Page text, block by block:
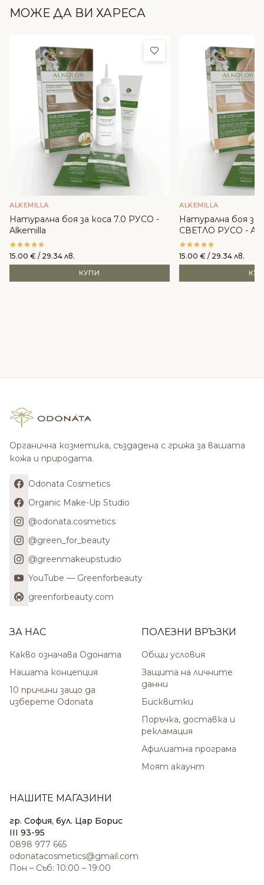
МОЖЕ ДА ВИ ХАРЕСА
Добави в любими
ALKEMILLA
Натурална боя за коса 7.0 РУСО -
Alkemilla
15.00 € / 29.34 лв.
КУПИ
ALKEMILLA
Натурална боя
СВЕТЛО РУСО -
15.00 € / 29.34 лв.
Органична козметика, създадена с грижа за вашата
кожа и природата.
Odonata Cosmetics
Organic Make-Up Studio
@odonata.cosmetics
@green_for_beauty
@greenmakeupstudio
YouTube — Greenforbeauty
greenforbeauty.com
ЗА НАС
Какво означава Одоната
Нашата концепция
10 причини защо да
изберете Odonata
ПОЛЕЗНИ ВРЪЗКИ
Общи условия
Защита на личните
данни
Бисквитки
Поръчка, доставка и
рекламация
Афилиатна програма
Моят акаунт
НАШИТЕ МАГАЗИНИ
гр. София, бул. Цар Борис
III 93-95
0898 977 665
odonatacosmetics@gmail.com
Пон – Съб: 10:00 – 19:00